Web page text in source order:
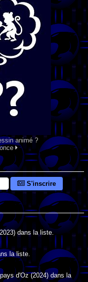
animé ?
S'inscrire
dans la liste.
la liste.
d'Oz (2024) dans la